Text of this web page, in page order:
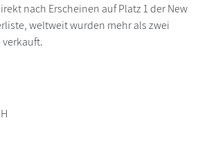
nach Erscheinen auf Platz 1 der New
weltweit wurden mehr als zwei